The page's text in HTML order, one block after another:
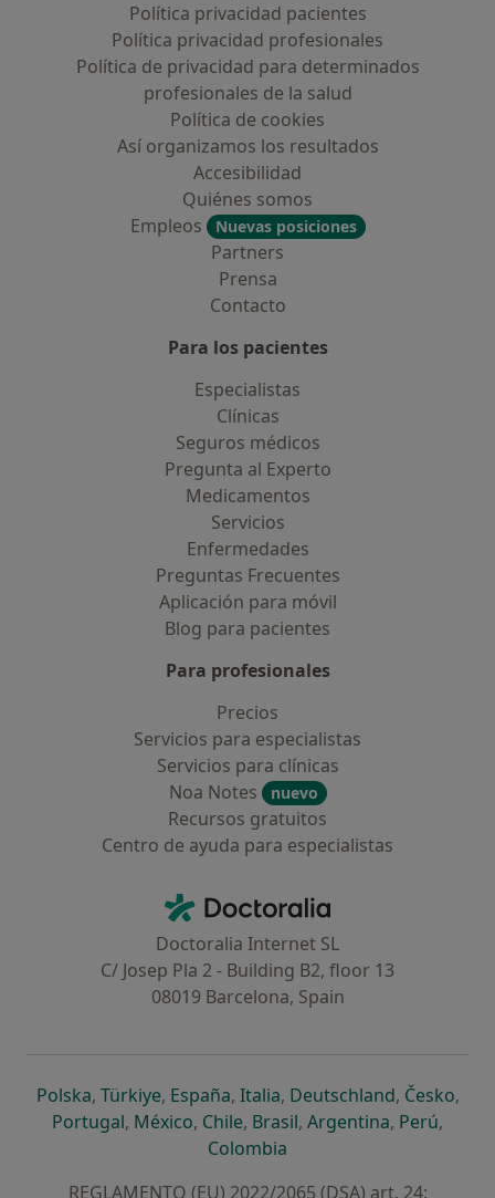
Política privacidad pacientes
Política privacidad profesionales
Política de privacidad para determinados
profesionales de la salud
Política de cookies
Así organizamos los resultados
Accesibilidad
Quiénes somos
Empleos
Nuevas posiciones
Partners
Prensa
Contacto
Para los pacientes
Especialistas
Clínicas
Seguros médicos
Pregunta al Experto
Medicamentos
Servicios
Enfermedades
Preguntas Frecuentes
Aplicación para móvil
Blog para pacientes
Para profesionales
Precios
Servicios para especialistas
Servicios para clínicas
Noa Notes
nuevo
Recursos gratuitos
Centro de ayuda para especialistas
Doctoralia - Página de inicio
Doctoralia Internet SL
C/ Josep Pla 2 - Building B2, floor 13
08019 Barcelona, Spain
Polskase abre en una nueva pestaña
, Türkiyese abre en una nueva pestaña
, Españase abre en una nueva pestaña
, Italiase abre en una nueva
, Deutschlandse abre en
, Českose
,
Portugalse abre en una nueva pestaña
, Méxicose abre en una nueva pestaña
, Chilese abre en una nueva pestaña
, Brasilse abre en una nueva
, Argentinase abre en
, Perúse
,
Colombia
REGLAMENTO (EU) 2022/2065 (DSA) art. 24: